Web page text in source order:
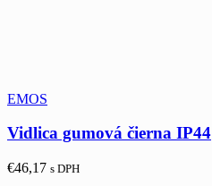
EMOS
Vidlica gumová čierna IP44
€46,17 s DPH